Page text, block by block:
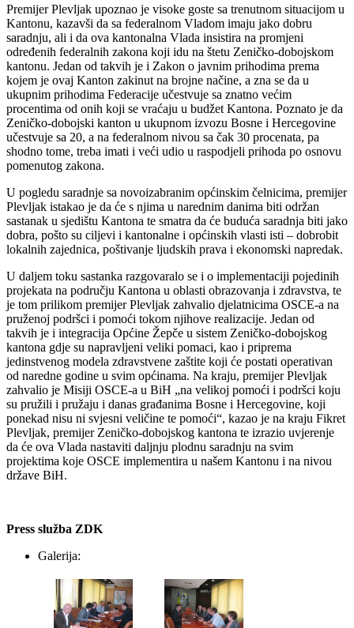
Premijer Plevljak upoznao je visoke goste sa trenutnom situacijom u
Kantonu, kazavši da sa federalnom Vladom imaju jako dobru
saradnju, ali i da ova kantonalna Vlada insistira na promjeni
određenih federalnih zakona koji idu na štetu Zeničko-dobojskom
kantonu. Jedan od takvih je i Zakon o javnim prihodima prema
kojem je ovaj Kanton zakinut na brojne načine, a zna se da u
ukupnim prihodima Federacije učestvuje sa znatno većim
procentima od onih koji se vraćaju u budžet Kantona. Poznato je da
Zeničko-dobojski kanton u ukupnom izvozu Bosne i Hercegovine
učestvuje sa 20, a na federalnom nivou sa čak 30 procenata, pa
shodno tome, treba imati i veći udio u raspodjeli prihoda po osnovu
pomenutog zakona.
U pogledu saradnje sa novoizabranim općinskim čelnicima, premijer
Plevljak istakao je da će s njima u narednim danima biti održan
sastanak u sjedištu Kantona te smatra da će buduća saradnja biti jako
dobra, pošto su ciljevi i kantonalne i općinskih vlasti isti – dobrobit
lokalnih zajednica, poštivanje ljudskih prava i ekonomski napredak.
U daljem toku sastanka razgovaralo se i o implementaciji pojedinih
projekata na području Kantona u oblasti obrazovanja i zdravstva, te
je tom prilikom premijer Plevljak zahvalio djelatnicima OSCE-a na
pruženoj podršci i pomoći tokom njihove realizacije. Jedan od
takvih je i integracija Općine Žepče u sistem Zeničko-dobojskog
kantona gdje su napravljeni veliki pomaci, kao i priprema
jedinstvenog modela zdravstvene zaštite koji će postati operativan
od naredne godine u svim općinama. Na kraju, premijer Plevljak
zahvalio je Misiji OSCE-a u BiH „na velikoj pomoći i podršci koju
su pružili i pružaju i danas građanima Bosne i Hercegovine, koji
ponekad nisu ni svjesni veličine te pomoći“, kazao je na kraju Fikret
Plevljak, premijer Zeničko-dobojskog kantona te izrazio uvjerenje
da će ova Vlada nastaviti daljnju plodnu saradnju na svim
projektima koje OSCE implementira u našem Kantonu i na nivou
države BiH.
Press služba ZDK
Galerija: